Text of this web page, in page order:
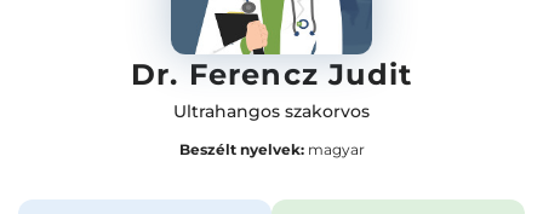
Dr. Ferencz Judit
Ultrahangos szakorvos
Beszélt nyelvek:magyar